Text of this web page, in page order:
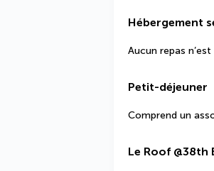
Hébergement
Aucun repas
Petit-déjeuner
Comprend un
Le Roof @38th